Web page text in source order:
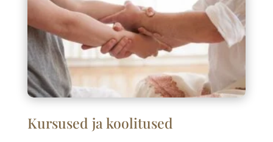
Kursused ja koolitused